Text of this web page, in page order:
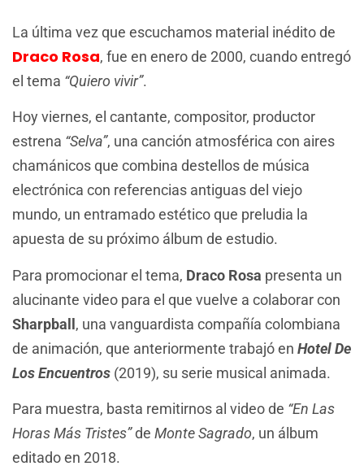
La última vez que escuchamos material inédito de
Draco Rosa, fue en enero de 2000, cuando entregó
el tema “Quiero vivir”.
Hoy viernes, el cantante, compositor, productor
estrena “Selva”, una canción atmosférica con aires
chamánicos que combina destellos de música
electrónica con referencias antiguas del viejo
mundo, un entramado estético que preludia la
apuesta de su próximo álbum de estudio.
Para promocionar el tema, Draco Rosa presenta un
alucinante video para el que vuelve a colaborar con
Sharpball , una vanguardista compañía colombiana
de animación, que anteriormente trabajó en Hotel De
Los Encuentros (2019), su serie musical animada.
Para muestra, basta remitirnos al video de “En Las
Horas Más Tristes”de Monte Sagrado, un álbum
editado en 2018.